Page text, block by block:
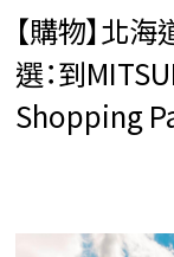
【購物】北
選：到
Shopping